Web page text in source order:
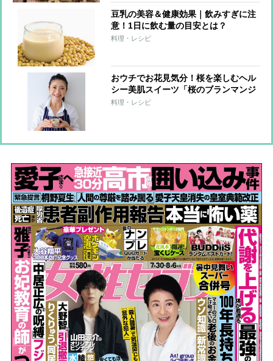
豆乳の美容＆健康効果｜飲みすぎに注
意！1日に飲む量の目安とは？
料理・レシピ
おウチでお花見気分！桜を楽しむヘル
シー美肌スイーツ「桜のブランマンジ
ェ」【市橋有里の美レシピ】
料理・レシピ